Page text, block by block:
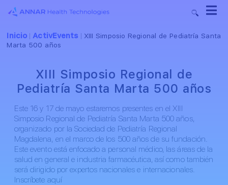
Inicio | ActivEvents | XIII Simposio Regional de Pediatría Santa
Marta 500 años
XIII Simposio Regional de
Pediatría Santa Marta 500 años
Este 16 y 17 de mayo estaremos presentes en el XIII
Simposio Regional de Pediatría Santa Marta 500 años,
organizado por la Sociedad de Pediatría Regional
Magdalena, en el marco de los 500 años de su fundación.
Este evento está enfocado a personal médico, las áreas de la
salud en general e industria farmacéutica, así como también
será dirigido por expertos nacionales e internacionales.
Inscríbete aquí